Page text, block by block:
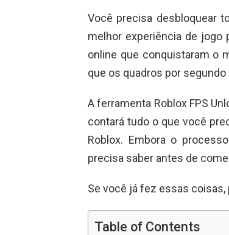
Você precisa desbloquear
melhor experiência de
online que conquistaram o
que os quadros por
A ferramenta Roblox FPS
contará tudo o que você
Roblox. Embora o
precisa saber antes de
Se você já fez essas coisas,
Table of Contents